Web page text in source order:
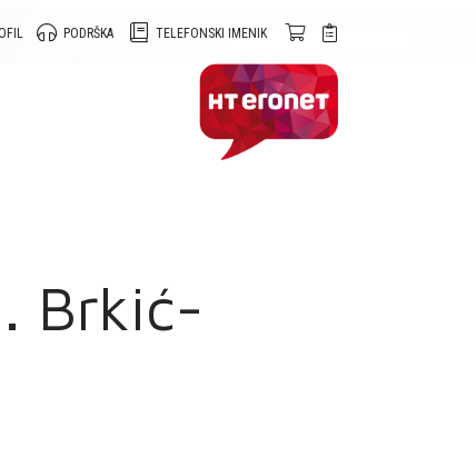
TELEFONSKI IMENIK
PODRŠKA
Brkić-